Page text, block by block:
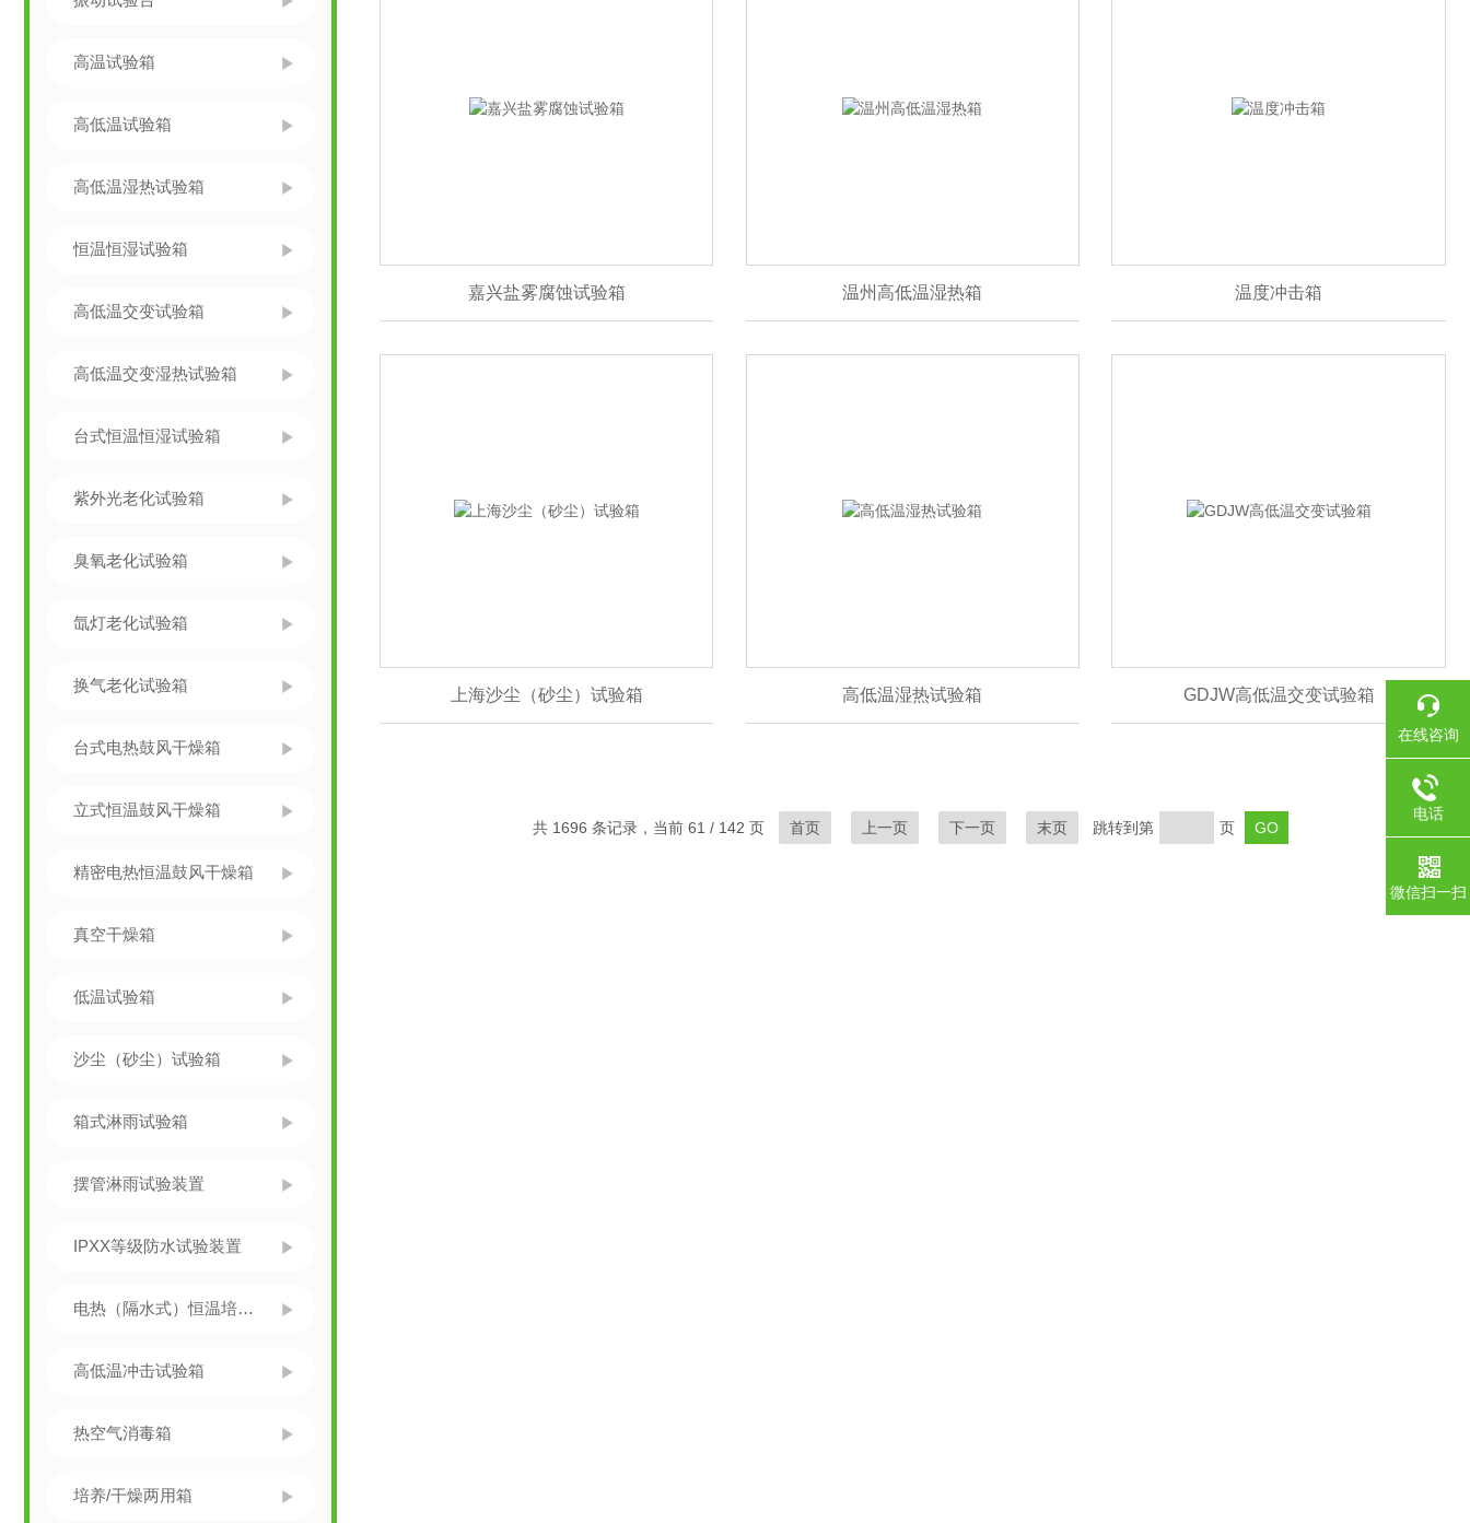
高温试验箱
高低温试验箱
高低温湿热试验箱
恒温恒湿试验箱
高低温交变试验箱
高低温交变湿热试验箱
台式恒温恒湿试验箱
紫外光老化试验箱
臭氧老化试验箱
氙灯老化试验箱
换气老化试验箱
台式电热鼓风干燥箱
立式恒温鼓风干燥箱
精密电热恒温鼓风干燥箱
真空干燥箱
低温试验箱
沙尘（砂尘）试验箱
箱式淋雨试验箱
摆管淋雨试验装置
IPXX等级防水试验装置
电热（隔水式）恒温培养箱
高低温冲击试验箱
热空气消毒箱
培养/干燥两用箱
嘉兴盐雾腐蚀试验箱 温州高低温湿热箱 温度冲击箱
上海沙尘（砂尘）试验箱 高低温湿热试验箱 GDJW高低温交变试验箱
共 1696 条记录，当前 61 / 142 页 首页 上一页 下一页 末页 跳转到第 页
在线咨询
电话
微信扫一扫